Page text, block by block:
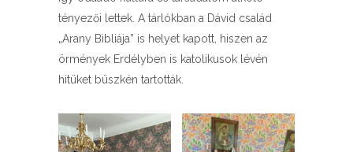
tényezői lettek. A tárlókban a Dávid család
„Arany Bibliája” is helyet kapott, hiszen az
örmények Erdélyben is katolikusok lévén
hitüket büszkén tartották.